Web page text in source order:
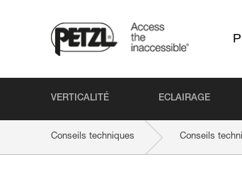
VERTICALITÉ ECLAIRAGE
Conseils techniques Conseils